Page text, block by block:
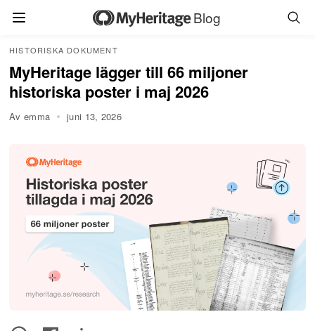
Blog
HISTORISKA DOKUMENT
MyHeritage lägger till 66 miljoner
historiska poster i maj 2026
Av emma juni 13, 2026